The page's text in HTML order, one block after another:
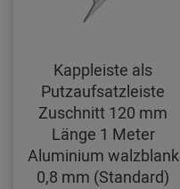
Kappleiste als
Putzaufsatzleiste
Zuschnitt 120 mm
Länge 1 Meter
Aluminium walzblank
0,8 mm (Standard)